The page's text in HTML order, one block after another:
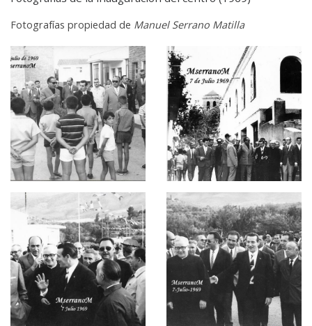
Fotografías propiedad de Manuel Serrano Matilla